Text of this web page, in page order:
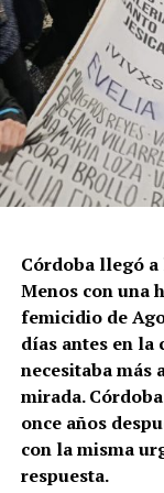
Córdoba llegó
Menos con una
femicidio de
días antes en la
necesitaba más
mirada.
once años
con la misma
respuesta.